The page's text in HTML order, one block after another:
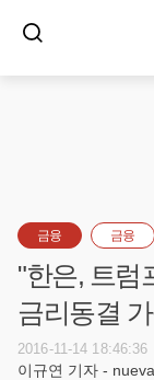
금융 금융
"한은, 트럼
금리동결
2016-11-14 18:46:36
이규연 기자 -